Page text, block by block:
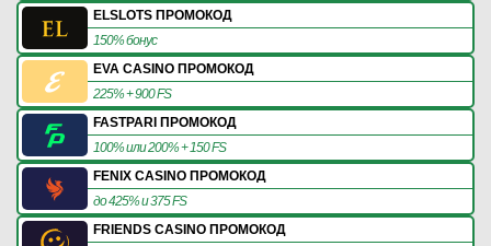
ELSLOTS ПРОМОКОД
150% бонус
EVA CASINO ПРОМОКОД
225% + 900 FS
FASTPARI ПРОМОКОД
100% или 200% + 150 FS
FENIX CASINO ПРОМОКОД
до 425% и 375 FS
FRIENDS CASINO ПРОМОКОД